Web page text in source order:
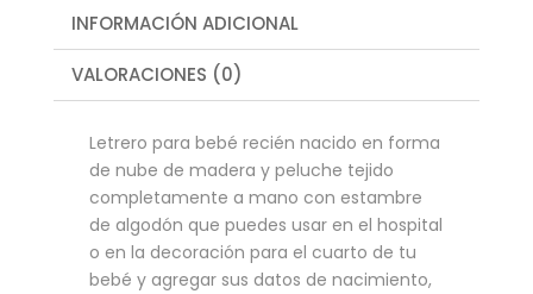
INFORMACIÓN ADICIONAL
VALORACIONES (0)
Letrero para bebé recién nacido en forma
de nube de madera y peluche tejido
completamente a mano con estambre
de algodón que puedes usar en el hospital
o en la decoración para el cuarto de tu
bebé y agregar sus datos de nacimiento,